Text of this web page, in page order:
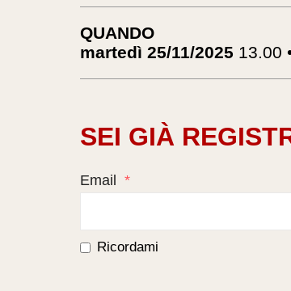
QUANDO
martedì 25/11/2025 13.00
SEI GIÀ
Email *
Ricordami